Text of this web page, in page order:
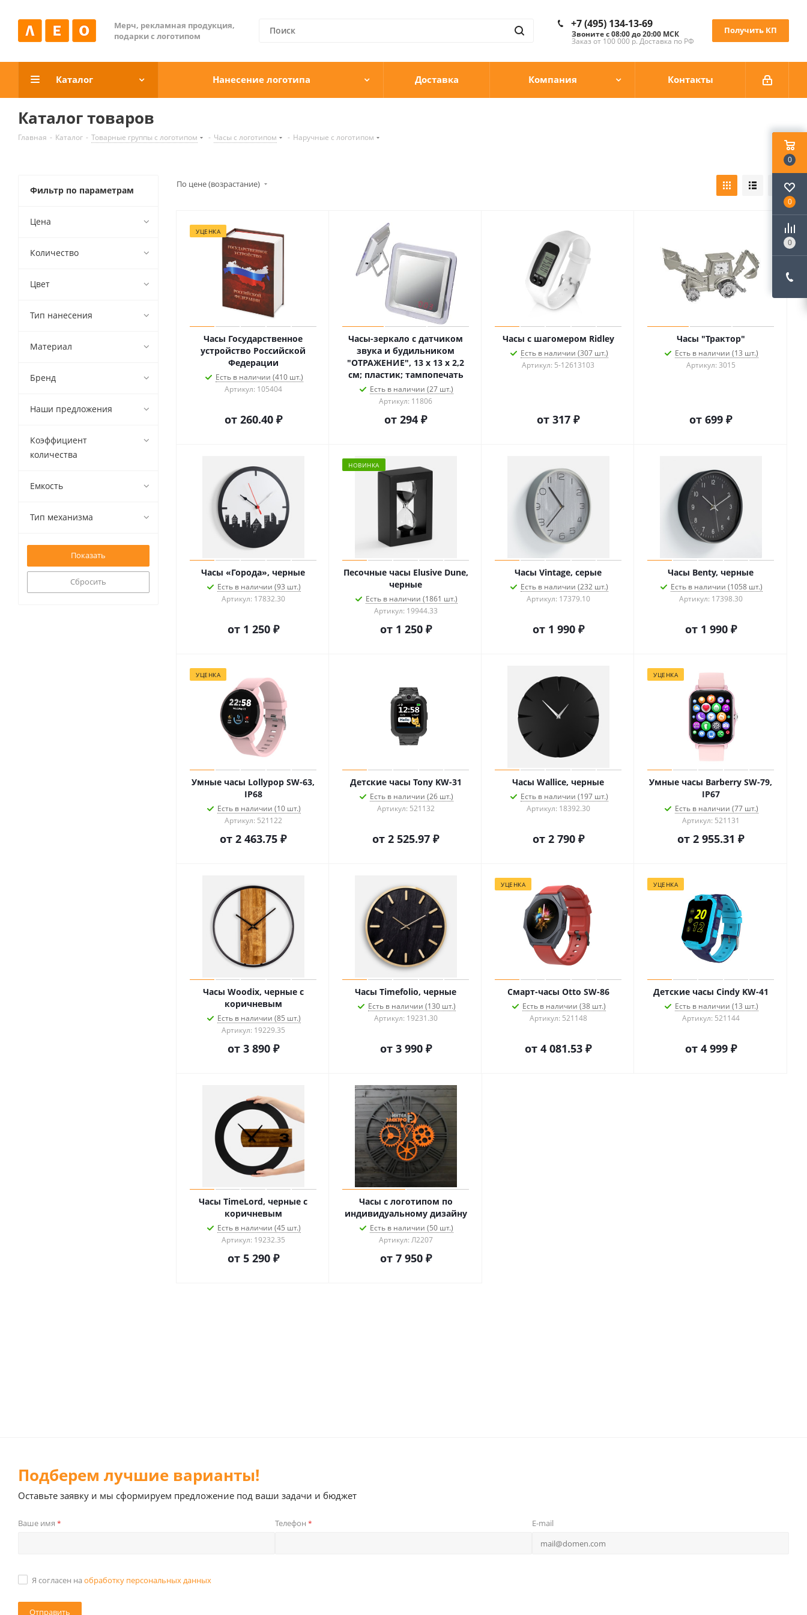
Мерч, рекламная продукция,
подарки с логотипом
+7 (495) 134-13-69
Звоните с 08:00 до 20:00 МСК
Заказ от 100 000 р. Доставка по РФ
Получить КП
Каталог Нанесение логотипа Доставка Компания Контакты
Каталог товаров
Главная - Каталог - Товарные группы c логотипом - Часы c логотипом - Наручные c логотипом
По цене (возрастание)
УЦЕНКА
Часы Государственное
устройство Российской
Федерации
Есть в наличии (410 шт.)
Артикул: 105404
от 260.40 ₽
Часы-зеркало с датчиком
звука и будильником
"ОТРАЖЕНИЕ", 13 х 13 х 2,2
см; пластик; тампопечать
Есть в наличии (27 шт.)
Артикул: 11806
от 294 ₽
Часы с шагомером Ridley
Есть в наличии (307 шт.)
Артикул: 5-12613103
от 317 ₽
Часы "Трактор"
Есть в наличии (13 шт.)
Артикул: 3015
от 699 ₽
Часы «Города», черные
Есть в наличии (93 шт.)
Артикул: 17832.30
от 1 250 ₽
НОВИНКА
Песочные часы Elusive Dune,
черные
Есть в наличии (1861 шт.)
Артикул: 19944.33
от 1 250 ₽
Часы Vintage, серые
Есть в наличии (232 шт.)
Артикул: 17379.10
от 1 990 ₽
Часы Benty, черные
Есть в наличии (1058 шт.)
Артикул: 17398.30
от 1 990 ₽
УЦЕНКА
Умные часы Lollypop SW-63,
IP68
Есть в наличии (10 шт.)
Артикул: 521122
от 2 463.75 ₽
Детские часы Tony KW-31
Есть в наличии (26 шт.)
Артикул: 521132
от 2 525.97 ₽
Часы Wallice, черные
Есть в наличии (197 шт.)
Артикул: 18392.30
от 2 790 ₽
УЦЕНКА
Умные часы Barberry SW-79,
IP67
Есть в наличии (77 шт.)
Артикул: 521131
от 2 955.31 ₽
Часы Woodix, черные с
коричневым
Есть в наличии (85 шт.)
Артикул: 19229.35
от 3 890 ₽
Часы Timefolio, черные
Есть в наличии (130 шт.)
Артикул: 19231.30
от 3 990 ₽
УЦЕНКА
Смарт-часы Otto SW-86
Есть в наличии (38 шт.)
Артикул: 521148
от 4 081.53 ₽
УЦЕНКА
Детские часы Cindy KW-41
Есть в наличии (13 шт.)
Артикул: 521144
от 4 999 ₽
Часы TimeLord, черные с
коричневым
Есть в наличии (45 шт.)
Артикул: 19232.35
от 5 290 ₽
Часы с логотипом по
индивидуальному дизайну
Есть в наличии (50 шт.)
Артикул: Л2207
от 7 950 ₽
Фильтр по параметрам
Цена
Количество
Цвет
Тип нанесения
Материал
Бренд
Наши предложения
Коэффициент
количества
Емкость
Тип механизма
Сбросить
Подберем лучшие варианты!
Оставьте заявку и мы сформируем предложение под ваши задачи и бюджет
Ваше имя * Телефон * E-mail
Я согласен на обработку персональных данных
0
0
0